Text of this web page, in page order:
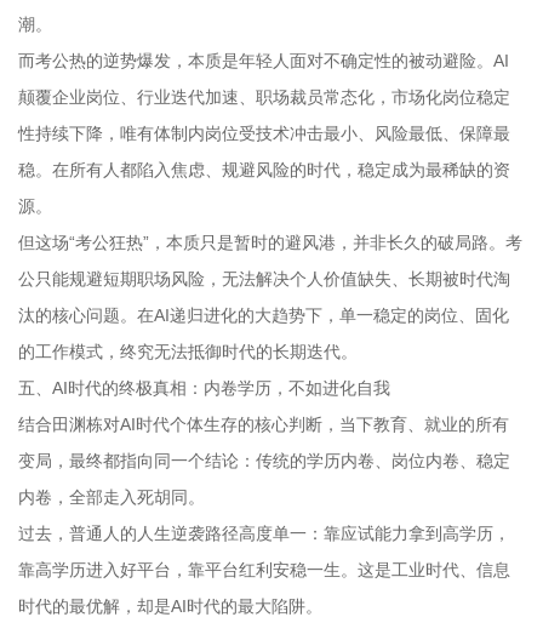
潮。
而考公热的逆势爆发，本质是年轻人面对不确定性的被动避险。AI
颠覆企业岗位、行业迭代加速、职场裁员常态化，市场化岗位稳定
性持续下降，唯有体制内岗位受技术冲击最小、风险最低、保障最
稳。在所有人都陷入焦虑、规避风险的时代，稳定成为最稀缺的资
源。
但这场“考公狂热”，本质只是暂时的避风港，并非长久的破局路。考
公只能规避短期职场风险，无法解决个人价值缺失、长期被时代淘
汰的核心问题。在AI递归进化的大趋势下，单一稳定的岗位、固化
的工作模式，终究无法抵御时代的长期迭代。
五、AI时代的终极真相：内卷学历，不如进化自我
结合田渊栋对AI时代个体生存的核心判断，当下教育、就业的所有
变局，最终都指向同一个结论：传统的学历内卷、岗位内卷、稳定
内卷，全部走入死胡同。
过去，普通人的人生逆袭路径高度单一：靠应试能力拿到高学历，
靠高学历进入好平台，靠平台红利安稳一生。这是工业时代、信息
时代的最优解，却是AI时代的最大陷阱。